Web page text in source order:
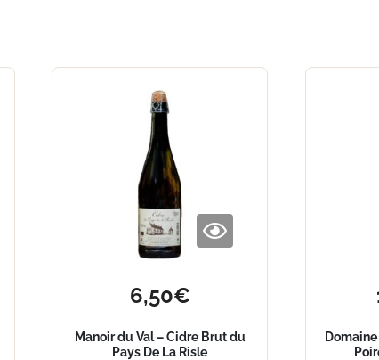
6,50€
Manoir du Val – Cidre Brut du
Pays De La Risle